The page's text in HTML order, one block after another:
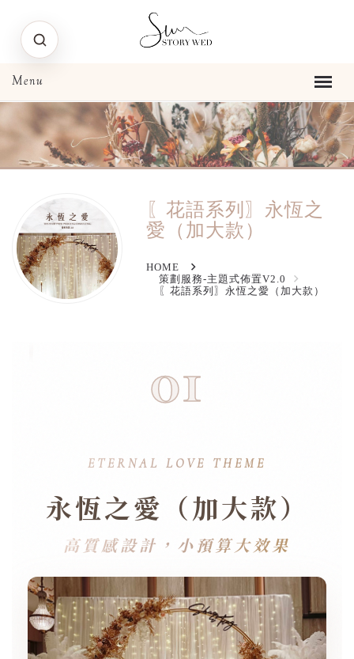
〖花語系列〗永恆之
愛（加大款）
HOME
策劃服務-主題式佈置V2.0
〖花語系列〗永恆之愛（加大款）
01
ETERNAL LOVE THEME
永恆之愛（加大款）
高質感設計，小預算大效果